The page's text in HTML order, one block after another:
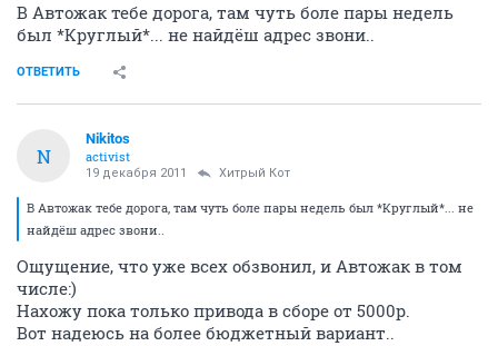
В Автожак тебе дорога, там чуть боле пары недель
был *Круглый*... не найдёш адрес звони..
ОТВЕТИТЬ
N
Nikitos
activist
19 декабря 2011 Хитрый Кот
В Автожак тебе дорога, там чуть боле пары недель был *Круглый*... не
найдёш адрес звони..
Ощущение, что уже всех обзвонил, и Автожак в том
числе:)
Нахожу пока только привода в сборе от 5000р.
Вот надеюсь на более бюджетный вариант..